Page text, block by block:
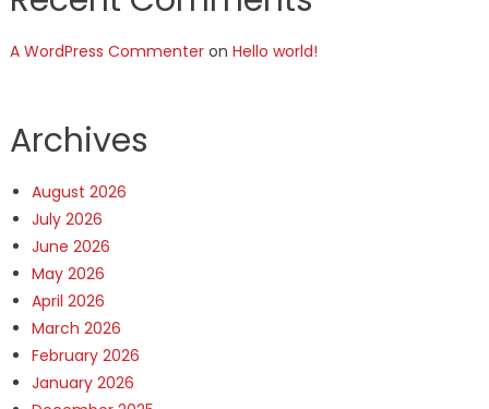
A WordPress Commenteron Hello world!
Archives
August 2026
July 2026
June 2026
May 2026
April 2026
March 2026
February 2026
January 2026